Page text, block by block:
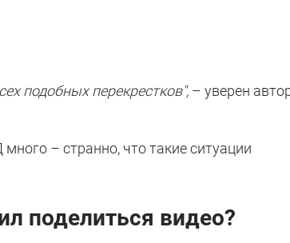
подобных перекрестков", – уверен
– странно, что такие ситуации
поделиться видео?